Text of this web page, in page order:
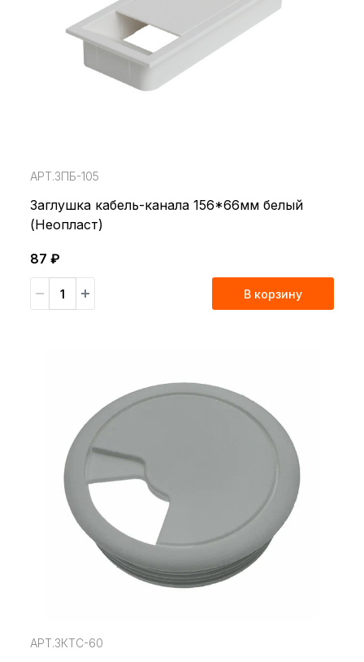
АРТ.ЗПБ-105
Заглушка кабель-канала 156*66мм белый
(Неопласт)
87 ₽
В корзину
АРТ.ЗКТС-60